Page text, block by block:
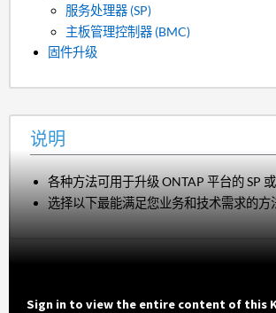
服务处理器 (SP)
主板管理控制器 (BMC)
固件升级
说明
各种方法可用于升级 ONTAP 平台的 SP
选择以下最能满足您业务和技术需求的方
Sign in to view the entire content of this